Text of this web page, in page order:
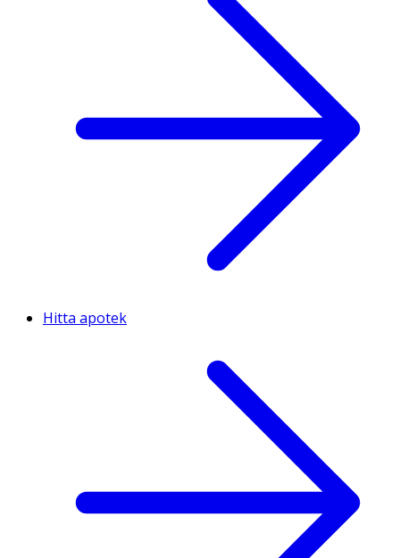
Hitta apotek